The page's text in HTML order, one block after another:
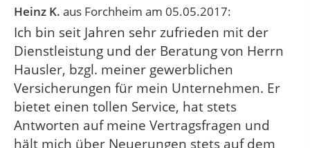
Heinz K. aus Forchheim am 05.05.2017:
Ich bin seit Jahren sehr zufrieden mit der
Dienstleistung und der Beratung von Herrn
Hausler, bzgl. meiner gewerblichen
Versicherungen für mein Unternehmen. Er
bietet einen tollen Service, hat stets
Antworten auf meine Vertragsfragen und
hält mich über Neuerungen stets auf dem